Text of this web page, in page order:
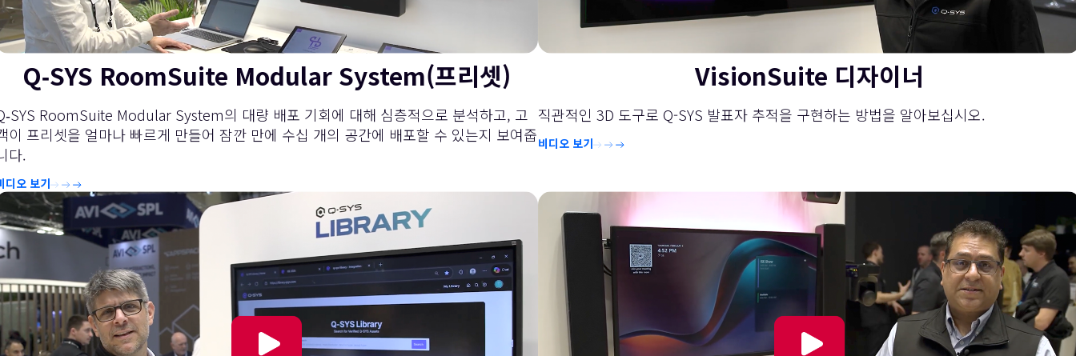
Q‑SYS RoomSuite Modular System(프리셋)
RoomSuite Modular System의 대량 배포 기회에 대해 심층적으로 분석하고, 고
이 프리셋을 얼마나 빠르게 만들어 잠깐 만에 수십 개의 공간에 배포할 수 있는지 보여줍
다.
디오 보기
VisionSuite 디자이너
직관적인 3D 도구로 Q-SYS 발표자 추적을 구현하는 방법을 알아보십시오.
비디오 보기